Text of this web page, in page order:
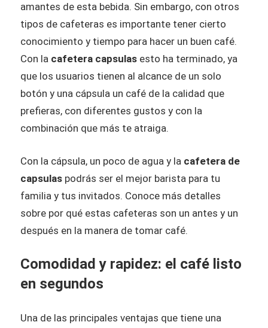
amantes de esta bebida. Sin embargo, con otros
tipos de cafeteras es importante tener cierto
conocimiento y tiempo para hacer un buen café.
Con la cafetera capsulas esto ha terminado, ya
que los usuarios tienen al alcance de un solo
botón y una cápsula un café de la calidad que
prefieras, con diferentes gustos y con la
combinación que más te atraiga.
Con la cápsula, un poco de agua y la cafetera de
capsulas​ podrás ser el mejor barista para tu
familia y tus invitados. Conoce más detalles
sobre por qué estas cafeteras son un antes y un
después en la manera de tomar café.
Comodidad y rapidez: el café listo
en segundos
Una de las principales ventajas que tiene una